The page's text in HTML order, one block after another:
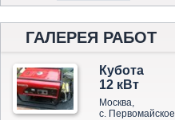
ГАЛЕРЕЯ РАБОТ
Кубота
12 кВт
Москва,
с. Первомайское